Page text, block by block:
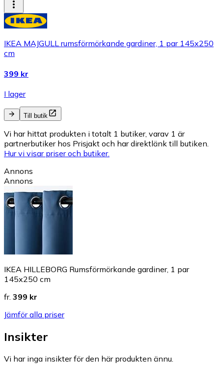
IKEA MAJGULL rumsförmörkande gardiner, 1 par 145x250
cm
399 kr
I lager
Till butik
Vi har hittat produkten i totalt 1 butiker, varav 1 är
partnerbutiker hos Prisjakt och har direktlänk till butiken.
Hur vi visar priser och butiker.
Annons
Annons
IKEA HILLEBORG Rumsförmörkande gardiner, 1 par
145x250 cm
fr. 399 kr
Jämför alla priser
Insikter
Vi har inga insikter för den här produkten ännu.